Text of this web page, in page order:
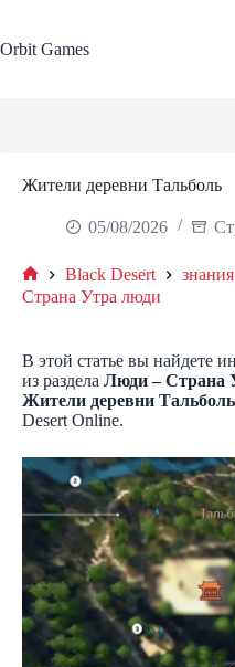
content
Orbit Games
Жители деревни Тальболь
05/08/2026
Home
Black Desert
Страна Утра люди
В этой статье вы найдете
из раздела Люди – Страна
Жители деревни Тальболь
Desert Online.